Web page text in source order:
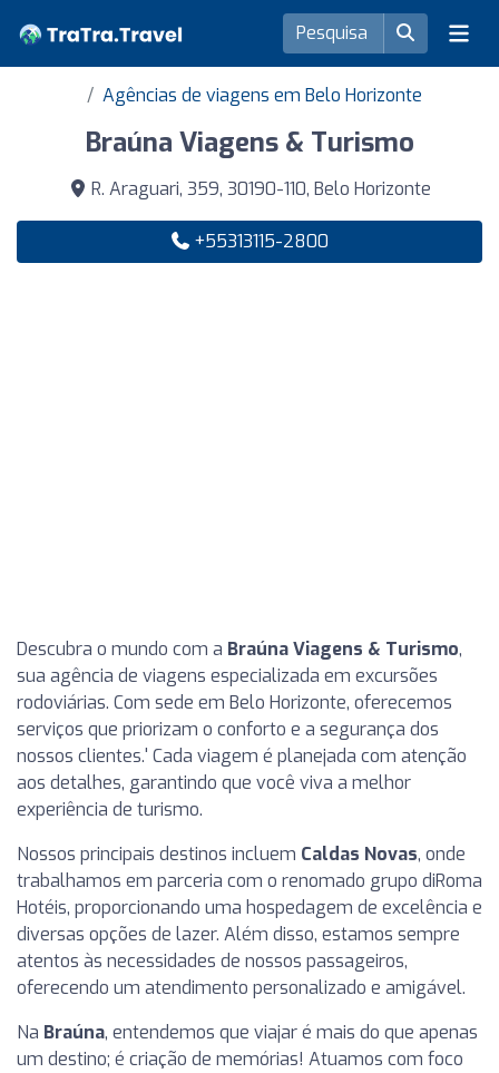
Agências de viagens em Belo Horizonte
Braúna Viagens & Turismo
R. Araguari, 359, 30190-110, Belo Horizonte
+55313115-2800
Descubra o mundo com a Braúna Viagens & Turismo,
sua agência de viagens especializada em excursões
rodoviárias. Com sede em Belo Horizonte, oferecemos
serviços que priorizam o conforto e a segurança dos
nossos clientes.' Cada viagem é planejada com atenção
aos detalhes, garantindo que você viva a melhor
experiência de turismo.
Nossos principais destinos incluem Caldas Novas, onde
trabalhamos em parceria com o renomado grupo diRoma
Hotéis, proporcionando uma hospedagem de excelência e
diversas opções de lazer. Além disso, estamos sempre
atentos às necessidades de nossos passageiros,
oferecendo um atendimento personalizado e amigável.
Na Braúna, entendemos que viajar é mais do que apenas
um destino; é criação de memórias! Atuamos com foco